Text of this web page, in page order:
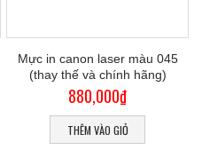
Mực in canon laser màu 045
(thay thế và chính hãng)
880,000₫
THÊM VÀO GIỎ